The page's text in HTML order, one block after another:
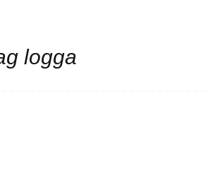
logga